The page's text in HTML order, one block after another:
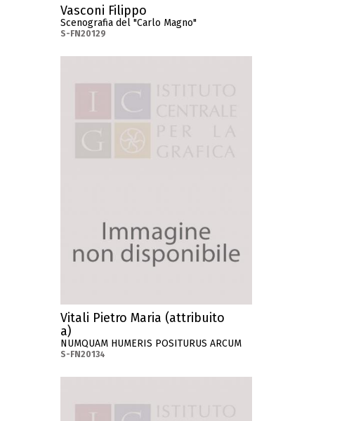
Vasconi Filippo
Scenografia del "Carlo Magno"
S-FN20129
Vitali Pietro Maria (attribuito
a)
NUMQUAM HUMERIS POSITURUS ARCUM
S-FN20134